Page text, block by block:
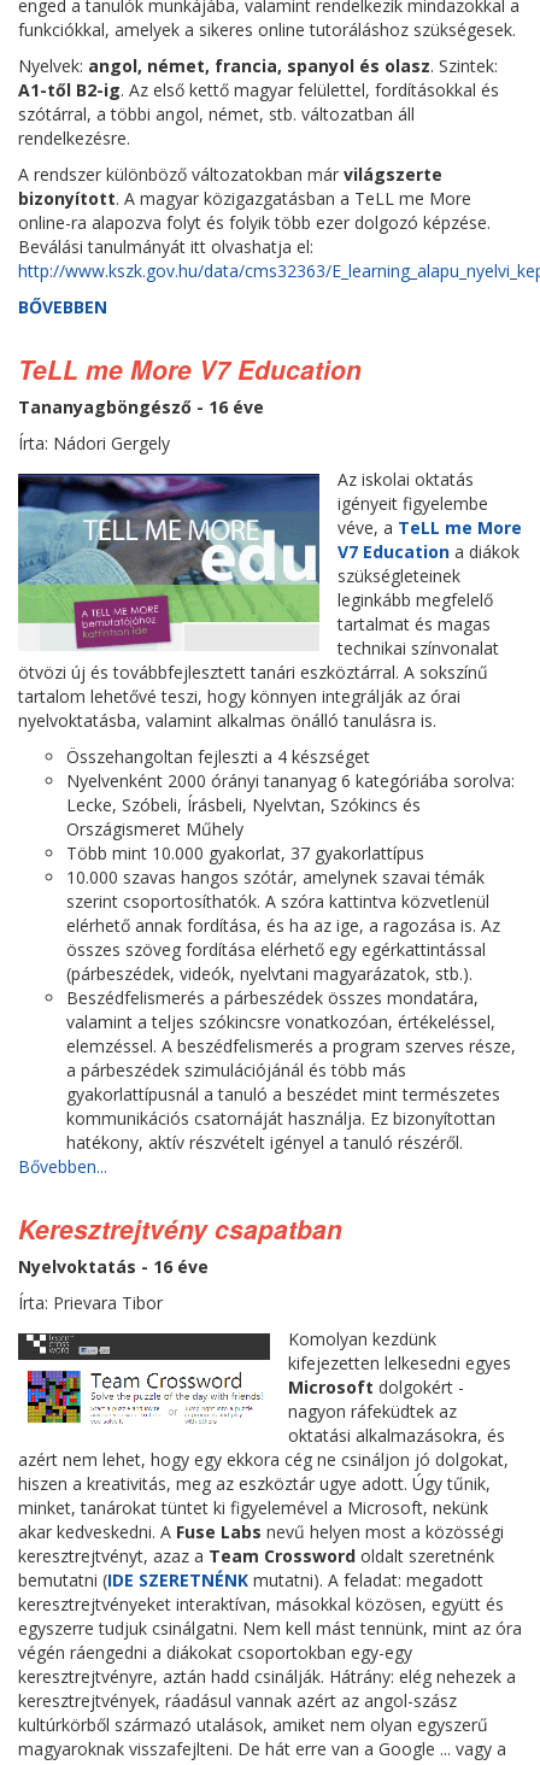
enged a tanulók munkájába, valamint rendelkezik mindazokkal a
funkciókkal, amelyek a sikeres online tutoráláshoz szükségesek.
Nyelvek: angol, német, francia, spanyol és olasz. Szintek:
A1-től B2-ig. Az első kettő magyar felülettel, fordításokkal és
szótárral, a többi angol, német, stb. változatban áll
rendelkezésre.
A rendszer különböző változatokban már világszerte
bizonyított. A magyar közigazgatásban a TeLL me More
online-ra alapozva folyt és folyik több ezer dolgozó képzése.
Beválási tanulmányát itt olvashatja el:
http://www.kszk.gov.hu/data/cms32363/
BŐVEBBEN
TeLL me More V7 Education
Tananyagböngésző - 16 éve
Írta: Nádori Gergely
Az iskolai oktatás
igényeit figyelembe
véve, a TeLL me More
V7 Education a diákok
szükségleteinek
leginkább megfelelő
tartalmat és magas
technikai színvonalat
ötvözi új és továbbfejlesztett tanári eszköztárral. A sokszínű
tartalom lehetővé teszi, hogy könnyen integrálják az órai
nyelvoktatásba, valamint alkalmas önálló tanulásra is.
Összehangoltan fejleszti a 4 készséget
Nyelvenként 2000 órányi tananyag 6 kategóriába sorolva:
Lecke, Szóbeli, Írásbeli, Nyelvtan, Szókincs és
Országismeret Műhely
Több mint 10.000 gyakorlat, 37 gyakorlattípus
10.000 szavas hangos szótár, amelynek szavai témák
szerint csoportosíthatók. A szóra kattintva közvetlenül
elérhető annak fordítása, és ha az ige, a ragozása is. Az
összes szöveg fordítása elérhető egy egérkattintással
(párbeszédek, videók, nyelvtani magyarázatok, stb.).
Beszédfelismerés a párbeszédek összes mondatára,
valamint a teljes szókincsre vonatkozóan, értékeléssel,
elemzéssel. A beszédfelismerés a program szerves része,
a párbeszédek szimulációjánál és több más
gyakorlattípusnál a tanuló a beszédet mint természetes
kommunikációs csatornáját használja. Ez bizonyítottan
hatékony, aktív részvételt igényel a tanuló részéről.
Bővebben...
Keresztrejtvény csapatban
Nyelvoktatás - 16 éve
Írta: Prievara Tibor
Komolyan kezdünk
kifejezetten lelkesedni egyes
Microsoft dolgokért -
nagyon ráfeküdtek az
oktatási alkalmazásokra, és
azért nem lehet, hogy egy ekkora cég ne csináljon jó dolgokat,
hiszen a kreativitás, meg az eszköztár ugye adott. Úgy tűnik,
minket, tanárokat tüntet ki figyelemével a Microsoft, nekünk
akar kedveskedni. A Fuse Labs nevű helyen most a közösségi
keresztrejtvényt, azaz a Team Crossword oldalt szeretnénk
bemutatni (IDE SZERETNÉNK mutatni). A feladat: megadott
keresztrejtvényeket interaktívan, másokkal közösen, együtt és
egyszerre tudjuk csinálgatni. Nem kell mást tennünk, mint az óra
végén ráengedni a diákokat csoportokban egy-egy
keresztrejtvényre, aztán hadd csinálják. Hátrány: elég nehezek a
keresztrejtvények, ráadásul vannak azért az angol-szász
kultúrkörből származó utalások, amiket nem olyan egyszerű
magyaroknak visszafejlteni. De hát erre van a Google ... vagy a